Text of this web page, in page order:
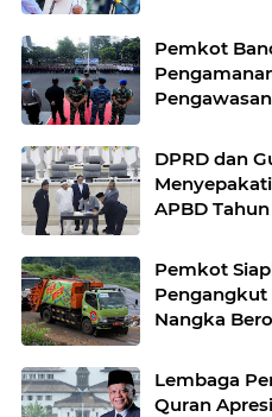
Pemkot
DPRD dan
APBD
Pemkot
Pengangkut
Nangka
Lembaga
Quran